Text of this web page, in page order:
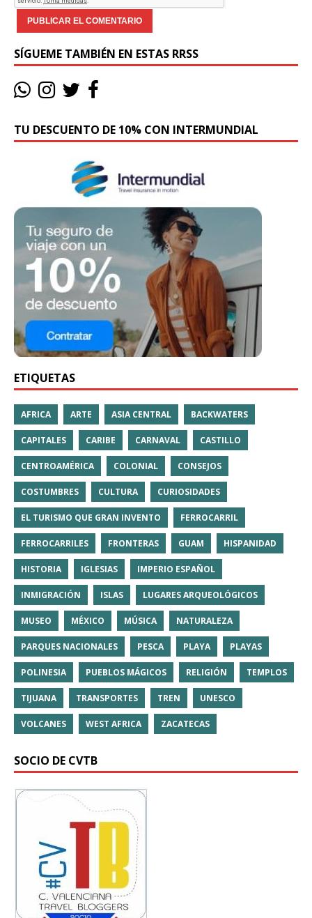
SÍGUEME TAMBIÉN EN ESTAS RRSS
TU DESCUENTO DE 10% CON INTERMUNDIAL
ETIQUETAS
AFRICA ARTE ASIA CENTRAL BACKWATERS
CAPITALES CARIBE CARNAVAL CASTILLO
CENTROAMÉRICA COLONIAL CONSEJOS
COSTUMBRES CULTURA CURIOSIDADES
EL TURISMO QUE GRAN INVENTO FERROCARRIL
FERROCARRILES FRONTERAS GUAM HISPANIDAD
HISTORIA IGLESIAS IMPERIO ESPAÑOL
INMIGRACIÓN ISLAS LUGARES ARQUEOLÓGICOS
MUSEO MÉXICO MÚSICA NATURALEZA
PARQUES NACIONALES PESCA PLAYA PLAYAS
POLINESIA PUEBLOS MÁGICOS RELIGIÓN TEMPLOS
TIJUANA TRANSPORTES TREN UNESCO
VOLCANES WEST AFRICA ZACATECAS
SOCIO DE CVTB